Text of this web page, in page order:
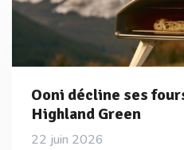
Ooni décline ses
Highland Green
22 juin 2026